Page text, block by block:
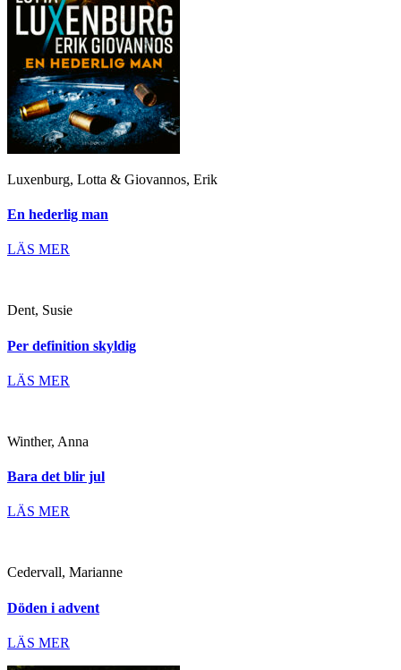
Luxenburg, Lotta & Giovannos, Erik
En hederlig man
LÄS MER
Dent, Susie
Per definition skyldig
LÄS MER
Winther, Anna
Bara det blir jul
LÄS MER
Cedervall, Marianne
Döden i advent
LÄS MER